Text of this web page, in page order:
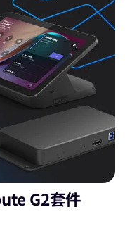
G2套件